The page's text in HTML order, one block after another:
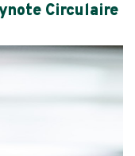
Circulaire